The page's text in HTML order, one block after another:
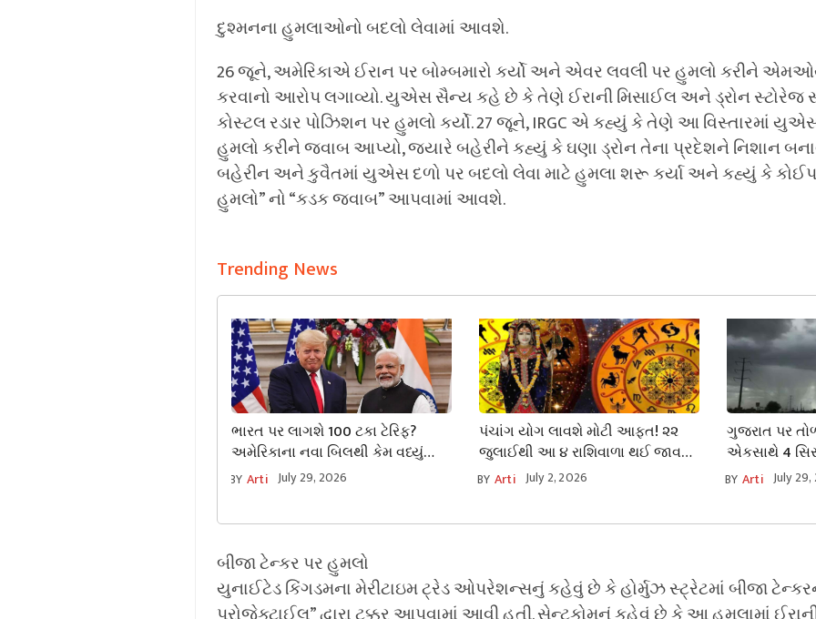
દુશ્મનના હુમલાઓનો બદલો લેવામાં આવશે.
26 જૂને, અમેરિકાએ ઈરાન પર બોમ્બમારો કર્યો અને એવર લવલી પર હુમલો કરીને
કરવાનો આરોપ લગાવ્યો. યુએસ સૈન્ય કહે છે કે તેણે ઈરાની મિસાઈલ અને ડ્રોન
કોસ્ટલ રડાર પોઝિશન પર હુમલો કર્યો. 27 જૂને, IRGC એ કહ્યું કે તેણે આ વિસ્તારમાં
હુમલો કરીને જવાબ આપ્યો, જ્યારે બહેરીને કહ્યું કે ઘણા ડ્રોન તેના પ્રદેશને નિશાન
બહેરીન અને કુવૈતમાં યુએસ દળો પર બદલો લેવા માટે હુમલા શરૂ કર્યા અને કહ્યું કે
હુમલો” નો “કડક જવાબ” આપવામાં આવશે.
Trending News
ભારત પર લાગશે 100 ટકા ટેરિફ?
અમેરિકાના નવા બિલથી કેમ વધ્યું
ટેન્શન, જાણો સમગ્ર મામલો.
BY Arti July 29, 2026
પંચાંગ યોગ લાવશે મોટી આફત! ૨૨
જુલાઈથી આ ૪ રાશિવાળા થઈ જાવ
સાવધ, મુશ્કેલીના સંકેત
BY Arti July 2, 2026
ગુજરાત પર
એકસાથે 4
જુલાઈએ
BY Arti July
બીજા ટેન્કર પર હુમલો
યુનાઈટેડ કિંગડમના મેરીટાઇમ ટ્રેડ ઓપરેશન્સનું કહેવું છે કે હોર્મુઝ સ્ટ્રેટમાં બીજા